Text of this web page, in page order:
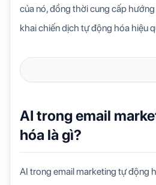
của nó, đồng thời cung cấp
khai chiến dịch tự động hóa hiệu
AI trong email
hóa là gì?
AI trong email marketing tự động